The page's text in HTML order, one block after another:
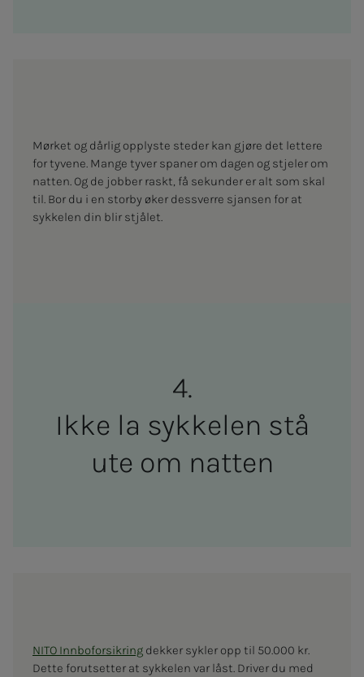
Ikke la sykke­len stå
ute om nat­ten
Mørket og dårlig opplyste steder kan gjøre det lettere
for tyvene. Mange tyver spaner om dagen og stjeler om
natten. Og de jobber raskt, få sekunder er alt som skal
til. Bor du i en storby øker dessverre sjansen for at
sykkelen din blir stjålet.
NITO Innboforsikring dekker sykler opp til 50.000 kr.
Dette forutsetter at sykkelen var låst. Driver du med